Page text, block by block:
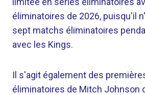
éliminatoires de 2026, puisqu'il
sept matchs éliminatoires
avec les Kings.
Il s'agit également des
éliminatoires de Mitch Johnson